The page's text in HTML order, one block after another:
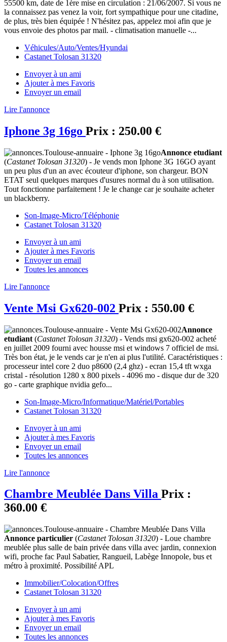
55500 km, date de 1ère mise en circulation : 21/06/2007. Si vous ne
la connaissez pas venez la voir, fort sympathique pour une citadine,
de plus, très bien équipée ! N'hésitez pas, appelez moi afin que je
vous envoie des photos par mail. - climatisation manuelle -...
Véhicules/Auto/Ventes/Hyundai
Castanet Tolosan 31320
Envoyer à un ami
Ajouter à mes Favoris
Envoyer un email
Lire l'annonce
Iphone 3g 16go Prix : 250.00 €
Annonce etudiant
(Castanet Tolosan 31320) - Je vends mon Iphone 3G 16GO ayant
un peu plus d'un an avec écouteur d'iphone, son chargeur. BON
ETAT seul quelques marques d'usures normal du à son utilisation.
Tout fonctionne parfaitement ! Je le change car je souhaite acheter
un blackberry.
Son-Image-Micro/Téléphonie
Castanet Tolosan 31320
Envoyer à un ami
Ajouter à mes Favoris
Envoyer un email
Toutes les annonces
Lire l'annonce
Vente Msi Gx620-002 Prix : 550.00 €
Annonce
etudiant (Castanet Tolosan 31320) - Vends msi gx620-002 acheté
en juillet 2009 fourni avec housse msi et windows 7 officiel de msi.
Très bon état, je le vends car je n'en ai plus l'utilité. Caractéristiques :
processeur intel core 2 duo p8600 (2,4 ghz) - ecran 15,4 tft wxga
cristal - résolution 1280 x 800 pixels - 4096 mo - disque dur de 320
go - carte graphique nvidia gefo...
Son-Image-Micro/Informatique/Matériel/Portables
Castanet Tolosan 31320
Envoyer à un ami
Ajouter à mes Favoris
Envoyer un email
Toutes les annonces
Lire l'annonce
Chambre Meublée Dans Villa Prix :
360.00 €
Annonce particulier (Castanet Tolosan 31320) - Loue chambre
meublée plus salle de bain privée dans villa avec jardin, connexion
wifi, proche fac Paul Sabatier, Rangueil, Labège Innopole, bus et
métro à proximité. Possibilité APL
Immobilier/Colocation/Offres
Castanet Tolosan 31320
Envoyer à un ami
Ajouter à mes Favoris
Envoyer un email
Toutes les annonces